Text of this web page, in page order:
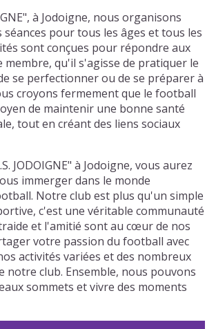
à Jodoigne, nous organisons
pour tous les âges et tous les
sont conçues pour répondre aux
membre, qu'il s'agisse de pratiquer le
se perfectionner ou de se préparer à
croyons fermement que le football
de maintenir une bonne santé
tout en créant des liens sociaux
JODOIGNE" à Jodoigne, vous aurez
immerger dans le monde
Notre club est plus qu'un simple
c'est une véritable communauté
et l'amitié sont au cœur de nos
votre passion du football avec
activités variées et des nombreux
notre club. Ensemble, nous pouvons
sommets et vivre des moments